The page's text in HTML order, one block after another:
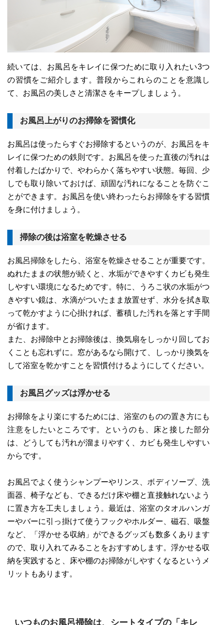
続いては、お風呂をキレイに保つために取り入れたい3つ
の習慣をご紹介します。普段からこれらのことを意識し
て、お風呂の美しさと清潔さをキープしましょう。
お風呂上がりのお掃除を習慣化
お風呂は使ったらすぐお掃除するというのが、お風呂をキ
レイに保つための鉄則です。お風呂を使った直後の汚れは
付着したばかりで、やわらかく落ちやすい状態。毎回、少
しでも取り除いておけば、頑固な汚れになることを防ぐこ
とができます。お風呂を使い終わったらお掃除をする習慣
を身に付けましょう。
掃除の後は浴室を乾燥させる
お風呂掃除をしたら、浴室を乾燥させることが重要です。
ぬれたままの状態が続くと、水垢ができやすくカビも発生
しやすい環境になるためです。特に、うろこ状の水垢がつ
きやすい鏡は、水滴がついたまま放置せず、水分を拭き取
って乾かすように心掛ければ、蓄積した汚れを落とす手間
が省けます。
また、お掃除中とお掃除後は、換気扇をしっかり回してお
くことも忘れずに。窓があるなら開けて、しっかり換気を
して浴室を乾かすことを習慣付けるようにしてください。
お風呂グッズは浮かせる
お掃除をより楽にするためには、浴室のものの置き方にも
注意をしたいところです。というのも、床と接した部分
は、どうしても汚れが溜まりやすく、カビも発生しやすい
からです。
お風呂でよく使うシャンプーやリンス、ボディソープ、洗
面器、椅子なども、できるだけ床や棚と直接触れないよう
に置き方を工夫しましょう。最近は、浴室のタオルハンガ
ーやバーに引っ掛けて使うフックやホルダー、磁石、吸盤
など、「浮かせる収納」ができるグッズも数多くあります
ので、取り入れてみることをおすすめします。浮かせる収
納を実践すると、床や棚のお掃除がしやすくなるというメ
リットもあります。
いつものお風呂掃除は、シートタイプの「キレ